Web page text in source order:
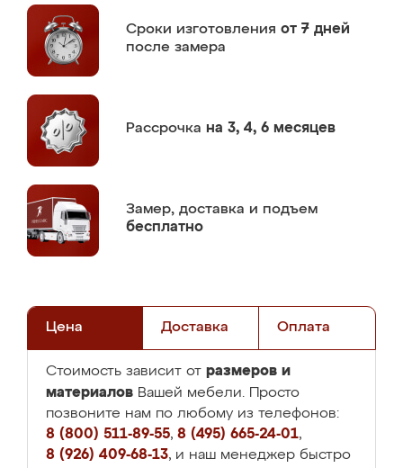
Сроки изготовления от 7 дней
после замера
Рассрочка на 3, 4, 6 месяцев
Замер, доставка и подъем
бесплатно
Цена Доставка Оплата
Стоимость зависит от размеров и
материалов Вашей мебели. Просто
позвоните нам по любому из телефонов:
8 (800) 511-89-55, 8 (495) 665-24-01,
8 (926) 409-68-13, и наш менеджер быстро